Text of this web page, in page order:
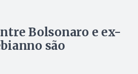
Bolsonaro e ex-
são